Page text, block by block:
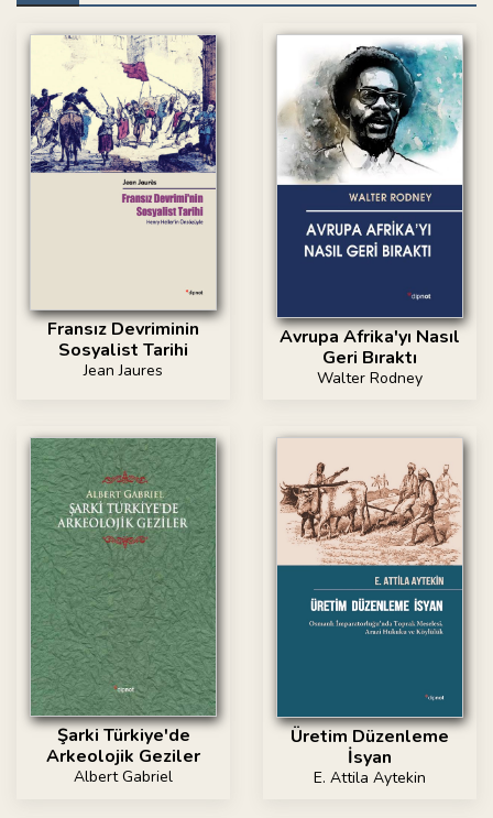
Fransız Devriminin
Sosyalist Tarihi
Jean Jaures
Avrupa Afrika'yı Nasıl
Geri Bıraktı
Walter Rodney
Şarki Türkiye'de
Arkeolojik Geziler
Albert Gabriel
Üretim Düzenleme
İsyan
E. Attila Aytekin